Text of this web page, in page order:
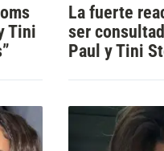
Tini
La fuerte
ser
Paul y Tini